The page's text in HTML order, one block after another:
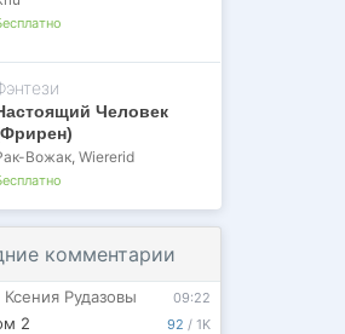
Человек
Вожак, Wiererid
комментарии
92 / 1K
09:22
Рудазовы
2